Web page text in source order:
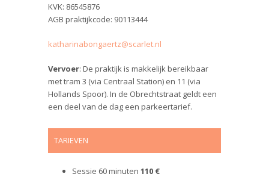
KVK: 86545876
AGB praktijkcode: 90113444
katharinabongaertz@scarlet.nl
Vervoer: De praktijk is makkelijk bereikbaar
met tram 3 (via Centraal Station) en 11 (via
Hollands Spoor). In de Obrechtstraat geldt een
een deel van de dag een parkeertarief.
TARIEVEN
Sessie 60 minuten110 €